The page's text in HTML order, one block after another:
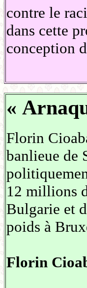
contre le
dans cette
conception
«
Florin
banlieue de
12 millions
Bulgarie et
poids à
Florin